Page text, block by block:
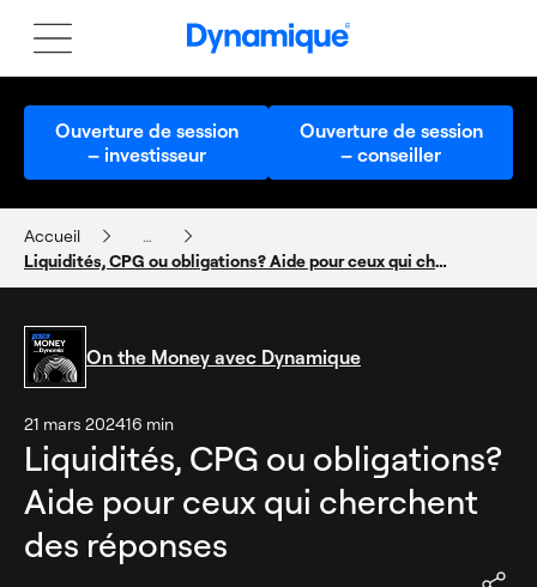
Ouverture de session
– investisseur
Ouverture de session
– conseiller
Accueil
…
Liquidités, CPG ou obligations? Aide pour ceux qui cherchent des réponses
On the Money avec Dynamique
21 mars 202416 min
Liquidités, CPG ou obligations?
Aide pour ceux qui cherchent
des réponses